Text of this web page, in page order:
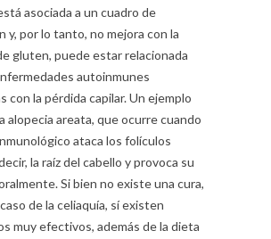
asociada a un cuadro de
y, por lo tanto, no mejora con la
gluten, puede estar relacionada
autoinmunes
con la pérdida capilar. Un ejemplo
alopecia areata, que ocurre cuando
ataca los folículos
la raíz del cabello y provoca su
Si bien no existe una cura,
de la celiaquía, sí existen
muy efectivos, además de la dieta